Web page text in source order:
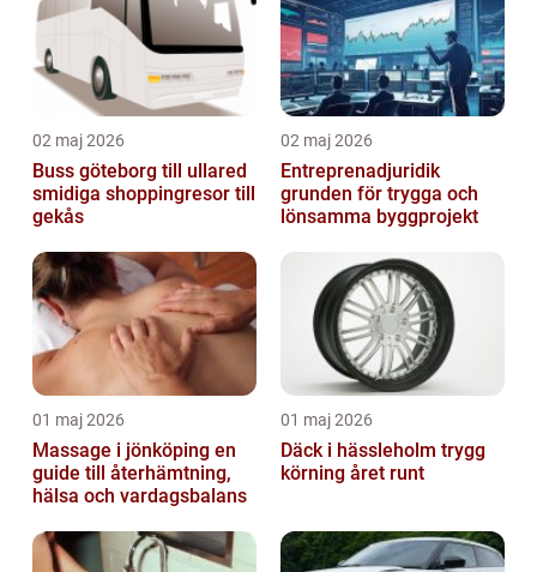
02 maj 2026
Buss göteborg till ullared
smidiga shoppingresor till
gekås
02 maj 2026
Entreprenadjuridik
grunden för trygga och
lönsamma byggprojekt
01 maj 2026
Massage i jönköping en
guide till återhämtning,
hälsa och vardagsbalans
01 maj 2026
Däck i hässleholm trygg
körning året runt